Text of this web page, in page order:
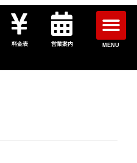
料金表 営業案内 MENU